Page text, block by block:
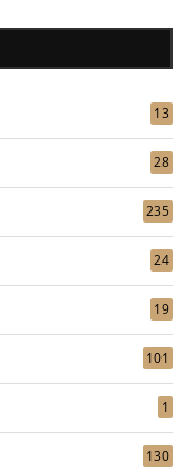
13
28
235
24
19
101
1
130